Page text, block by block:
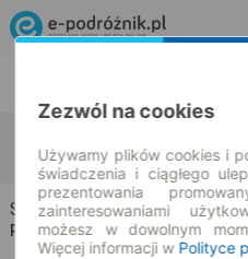
08.08.2026 | -- : --
Szadłowice → Bystrzyca
Rozkład jazdy i bilety
Zezwól na cookies
Używamy plików cookies i
świadczenia i ciągłego
prezentowania
zainteresowaniami
możesz w dowolnym
Więcej informacji w Polityce